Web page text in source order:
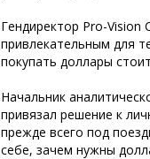
Гендиректор Pro-Vision
привлекательным для
покупать доллары
Начальник
привязал решение к
прежде всего под
себе, зачем нужны